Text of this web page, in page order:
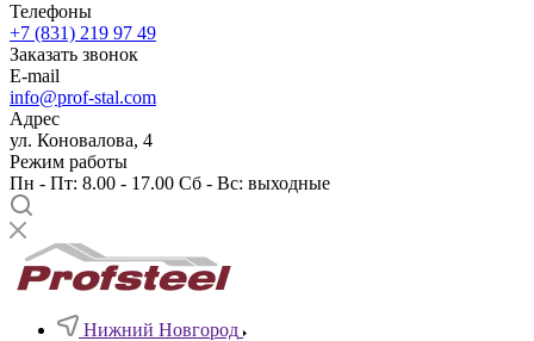
Телефоны
+7 (831) 219 97 49
Заказать звонок
E-mail
info@prof-stal.com
Адрес
ул. Коновалова, 4
Режим работы
Пн - Пт: 8.00 - 17.00 Сб - Вс: выходные
Нижний Новгород